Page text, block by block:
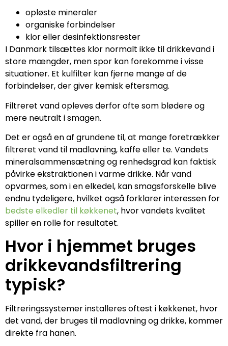
opløste mineraler
organiske forbindelser
klor eller desinfektionsrester
I Danmark tilsættes klor normalt ikke til drikkevand i
store mængder, men spor kan forekomme i visse
situationer. Et kulfilter kan fjerne mange af de
forbindelser, der giver kemisk eftersmag.
Filtreret vand opleves derfor ofte som blødere og
mere neutralt i smagen.
Det er også en af grundene til, at mange foretrækker
filtreret vand til madlavning, kaffe eller te. Vandets
mineralsammensætning og renhedsgrad kan faktisk
påvirke ekstraktionen i varme drikke. Når vand
opvarmes, som i en elkedel, kan smagsforskelle blive
endnu tydeligere, hvilket også forklarer interessen for
bedste elkedler til køkkenet, hvor vandets kvalitet
spiller en rolle for resultatet.
Hvor i hjemmet bruges
drikkevandsfiltrering
typisk?
Filtreringssystemer installeres oftest i køkkenet, hvor
det vand, der bruges til madlavning og drikke, kommer
direkte fra hanen.